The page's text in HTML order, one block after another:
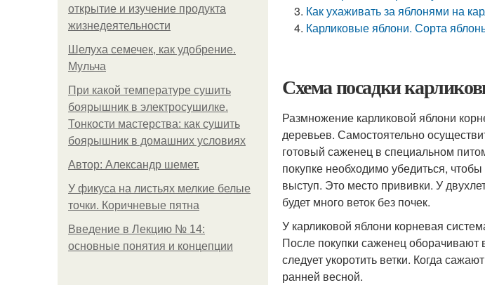
открытие и изучение продукта
жизнедеятельности
Шелуха семечек, как удобрение.
Мульча
При какой температуре сушить
боярышник в электросушилке.
Тонкости мастерства: как сушить
боярышник в домашних условиях
Автор: Александр шемет.
У фикуса на листьях мелкие белые
точки. Коричневые пятна
Введение в Лекцию № 14:
основные понятия и концепции
Как ухаживать за яблонями на
Карликовые яблони. Сорта
Схема посадки
Размножение карликовой яблони
деревьев. Самостоятельно
готовый саженец в специальном
покупке необходимо убедиться,
выступ. Это место прививки. У
будет много веток без почек.
У карликовой яблони корневая
После покупки саженец
следует укоротить ветки. Когда
ранней весной.